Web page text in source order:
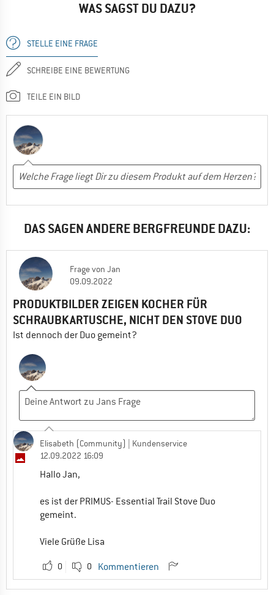
WAS SAGST DU DAZU?
STELLE EINE FRAGE
SCHREIBE EINE BEWERTUNG
TEILE EIN BILD
DAS SAGEN ANDERE BERGFREUNDE DAZU:
Fragevon Jan
09.09.2022
PRODUKTBILDER ZEIGEN KOCHER FÜR
SCHRAUBKARTUSCHE, NICHT DEN STOVE DUO
Ist dennoch der Duo gemeint?
Elisabeth (Community)
| Kundenservice
12.09.2022 16:09
Hallo Jan,
es ist der PRIMUS- Essential Trail Stove Duo
gemeint.
Viele Grüße Lisa
0 0 Kommentieren